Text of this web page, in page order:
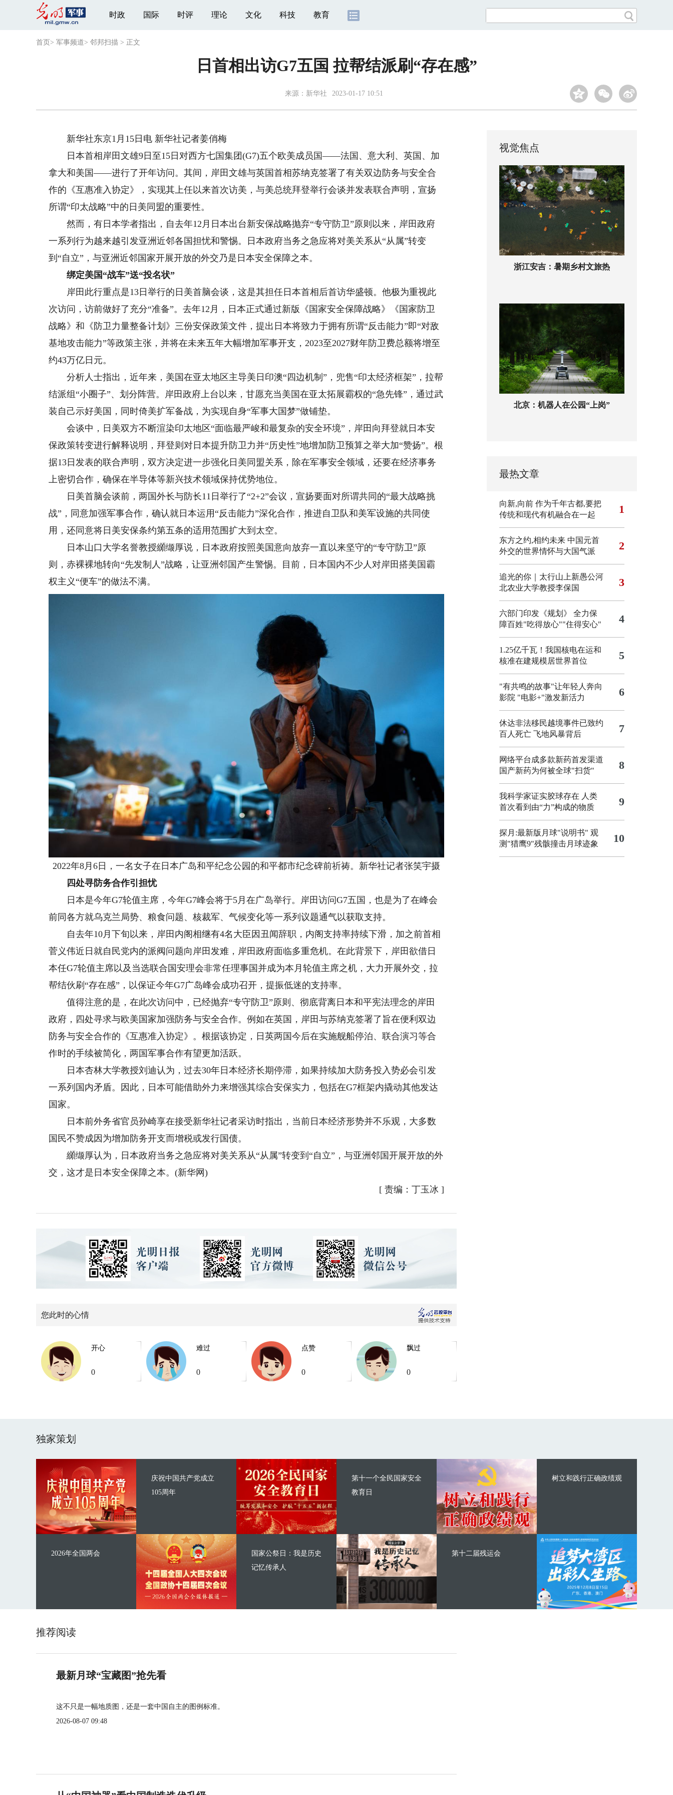
时政 国际 时评 理论 文化 科技 教育
首页 > 军事频道> 邻邦扫描 > 正文
日首相出访G7五国 拉帮结派刷“存在感”
来源： 新华社 2023-01-17 10:51
新华社东京1月15日电 新华社记者姜俏梅
日本首相岸田文雄9日至15日对西方七国集团(G7)五个欧美成员国——法国、意大利、英国、加
拿大和美国——进行了开年访问。其间，岸田文雄与英国首相苏纳克签署了有关双边防务与安全合
作的《互惠准入协定》，实现其上任以来首次访美，与美总统拜登举行会谈并发表联合声明，宣扬
所谓“印太战略”中的日美同盟的重要性。
然而，有日本学者指出，自去年12月日本出台新安保战略抛弃“专守防卫”原则以来，岸田政府
一系列行为越来越引发亚洲近邻各国担忧和警惕。日本政府当务之急应将对美关系从“从属”转变
到“自立”，与亚洲近邻国家开展开放的外交乃是日本安全保障之本。
绑定美国“战车”送“投名状”
岸田此行重点是13日举行的日美首脑会谈，这是其担任日本首相后首访华盛顿。他极为重视此
次访问，访前做好了充分“准备”。去年12月，日本正式通过新版《国家安全保障战略》《国家防卫
战略》和《防卫力量整备计划》三份安保政策文件，提出日本将致力于拥有所谓“反击能力”即“对敌
基地攻击能力”等政策主张，并将在未来五年大幅增加军事开支，2023至2027财年防卫费总额将增至
约43万亿日元。
分析人士指出，近年来，美国在亚太地区主导美日印澳“四边机制”，兜售“印太经济框架”，拉帮
结派组“小圈子”、划分阵营。岸田政府上台以来，甘愿充当美国在亚太拓展霸权的“急先锋”，通过武
装自己示好美国，同时倚美扩军备战，为实现自身“军事大国梦”做铺垫。
会谈中，日美双方不断渲染印太地区“面临最严峻和最复杂的安全环境”，岸田向拜登就日本安
保政策转变进行解释说明，拜登则对日本提升防卫力并“历史性”地增加防卫预算之举大加“赞扬”。根
据13日发表的联合声明，双方决定进一步强化日美同盟关系，除在军事安全领域，还要在经济事务
上密切合作，确保在半导体等新兴技术领域保持优势地位。
日美首脑会谈前，两国外长与防长11日举行了“2+2”会议，宣扬要面对所谓共同的“最大战略挑
战”，同意加强军事合作，确认就日本运用“反击能力”深化合作，推进自卫队和美军设施的共同使
用，还同意将日美安保条约第五条的适用范围扩大到太空。
日本山口大学名誉教授纐缬厚说，日本政府按照美国意向放弃一直以来坚守的“专守防卫”原
则，赤裸裸地转向“先发制人”战略，让亚洲邻国产生警惕。目前，日本国内不少人对岸田搭美国霸
权主义“便车”的做法不满。
2022年8月6日，一名女子在日本广岛和平纪念公园的和平都市纪念碑前祈祷。新华社记者张笑宇摄
四处寻防务合作引担忧
日本是今年G7轮值主席，今年G7峰会将于5月在广岛举行。岸田访问G7五国，也是为了在峰会
前同各方就乌克兰局势、粮食问题、核裁军、气候变化等一系列议题通气以获取支持。
自去年10月下旬以来，岸田内阁相继有4名大臣因丑闻辞职，内阁支持率持续下滑，加之前首相
菅义伟近日就自民党内的派阀问题向岸田发难，岸田政府面临多重危机。在此背景下，岸田欲借日
本任G7轮值主席以及当选联合国安理会非常任理事国并成为本月轮值主席之机，大力开展外交，拉
帮结伙刷“存在感”，以保证今年G7广岛峰会成功召开，提振低迷的支持率。
值得注意的是，在此次访问中，已经抛弃“专守防卫”原则、彻底背离日本和平宪法理念的岸田
政府，四处寻求与欧美国家加强防务与安全合作。例如在英国，岸田与苏纳克签署了旨在便利双边
防务与安全合作的《互惠准入协定》。根据该协定，日英两国今后在实施舰船停泊、联合演习等合
作时的手续被简化，两国军事合作有望更加活跃。
日本杏林大学教授刘迪认为，过去30年日本经济长期停滞，如果持续加大防务投入势必会引发
一系列国内矛盾。因此，日本可能借助外力来增强其综合安保实力，包括在G7框架内撬动其他发达
国家。
日本前外务省官员孙崎享在接受新华社记者采访时指出，当前日本经济形势并不乐观，大多数
国民不赞成因为增加防务开支而增税或发行国债。
纐缬厚认为，日本政府当务之急应将对美关系从“从属”转变到“自立”，与亚洲邻国开展开放的外
交，这才是日本安全保障之本。(新华网)
[ 责编：丁玉冰 ]
您此时的心情
开心
0
难过
0
点赞
0
飘过
0
视觉焦点
浙江安吉：暑期乡村文旅热
北京：机器人在公园“上岗”
最热文章
向新,向前 作为千年古都,要把
传统和现代有机融合在一起
1
东方之约,相约未来 中国元首
外交的世界情怀与大国气派
2
追光的你｜太行山上新愚公河
北农业大学教授李保国
3
六部门印发《规划》 全力保
障百姓"吃得放心""住得安心"
4
1.25亿千瓦！我国核电在运和
核准在建规模居世界首位
5
"有共鸣的故事"让年轻人奔向
影院 "电影+"激发新活力 6
休达非法移民越境事件已致约
百人死亡 飞地风暴背后 7
网络平台成多款新药首发渠道
国产新药为何被全球"扫货"
8
我科学家证实胶球存在 人类
首次看到由“力”构成的物质
9
探月:最新版月球"说明书" 观
测"猎鹰9"残骸撞击月球迹象
10
独家策划
庆祝中国共产党成立
105周年
2026年全国两会
第十一个全民国家安全
教育日
国家公祭日：我是历史
记忆传承人
树立和践行正确政绩观
第十二届残运会
推荐阅读
最新月球“宝藏图”抢先看
这不只是一幅地质图，还是一套中国自主的图例标准。
2026-08-07 09:48